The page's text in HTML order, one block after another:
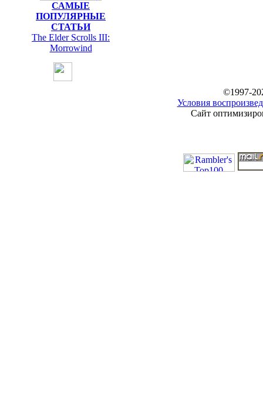
САМЫЕ
ПОПУЛЯРНЫЕ
СТАТЬИ
The Elder Scrolls III:
Morrowind
©1997-
Условия
Сайт